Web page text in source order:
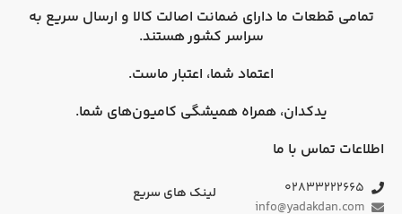
تمامی قطعات ما دارای ضمانت اصالت کالا و ارسال سریع به
سراسر کشورهستند.
اعتماد شما، اعتبار ماست.
یدکدان، همراه همیشگی کامیون‌های شما.
اطلاعات تماس با ما
۰۲۸۳۳۲۲۲۶۶۵
info@yadakdan.com
لینک های سریع